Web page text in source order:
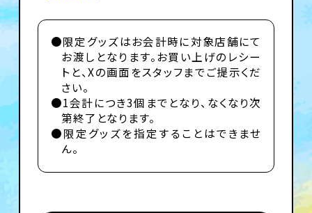
●限定グッズはお会計時に対象店舗にて
お渡しとなります。お買い上げのレシー
トと、Xの画面をスタッフまでご提示くだ
さい。
●1会計につき3個までとなり、なくなり次
第終了となります。
●限定グッズを指定することはできませ
ん。